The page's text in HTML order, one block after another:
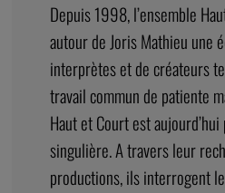
Depuis 1998, l’ensemble
autour de Joris Mathieu une
interprètes et de créateurs
travail commun de patiente
Haut et Court est
singulière. A travers leur
productions, ils interrogent